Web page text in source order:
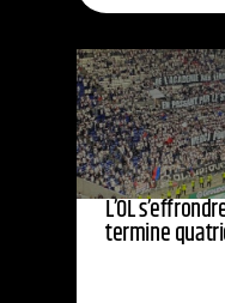
L’OL
termine